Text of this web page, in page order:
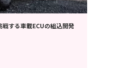
する車載ECUの組込開発